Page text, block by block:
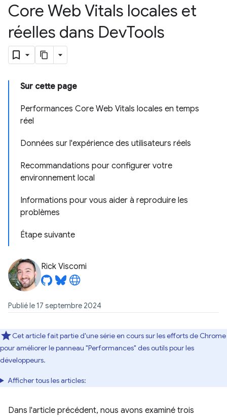
Core Web Vitals locales et
réelles dans DevTools
Sur cette page
Performances Core Web Vitals locales en temps
réel
Données sur l'expérience des utilisateurs réels
Recommandations pour configurer votre
environnement local
Informations pour vous aider à reproduire les
problèmes
Étape suivante
Rick Viscomi
Publié le 17 septembre 2024
Cet article fait partie d'une série en cours sur les efforts de Chrome
pour améliorer le panneau "Performances" des outils pour les
développeurs.
Afficher tous les articles:
Dans l'article précédent, nous avons examiné trois